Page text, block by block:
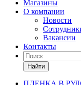
Магазины
О компании
Новости
Вакансии
Контакты
Найти
ПЛЕНКА В